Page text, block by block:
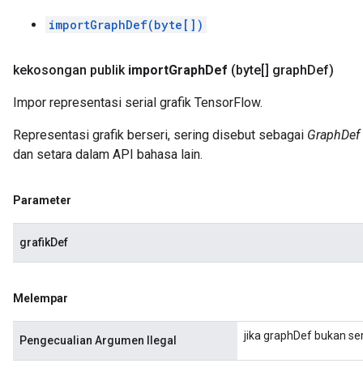
importGraphDef(byte[])
kekosongan publik importGraphDef (byte[] graphDef)
Impor representasi serial grafik TensorFlow.
Representasi grafik berseri, sering disebut sebagai GraphDef
dan setara dalam API bahasa lain.
Parameter
grafikDef
Melempar
Pengecualian Argumen Ilegal jika graphDef bukan